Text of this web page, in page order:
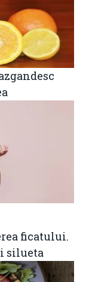
ficatului.
silueta